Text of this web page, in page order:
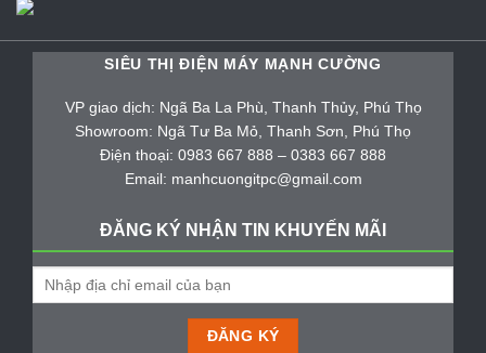
SIÊU THỊ ĐIỆN MÁY MẠNH CƯỜNG
VP giao dịch: Ngã Ba La Phù, Thanh Thủy, Phú Thọ
Showroom: Ngã Tư Ba Mỏ, Thanh Sơn, Phú Thọ
Điện thoại: 0983 667 888 – 0383 667 888
Email: manhcuongitpc@gmail.com
ĐĂNG KÝ NHẬN TIN KHUYẾN MÃI